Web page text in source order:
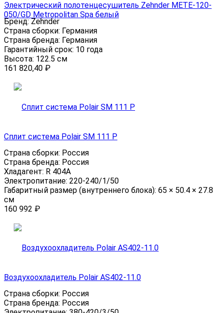
Электрический полотенцесушитель Zehnder METE-120-
050/GD Metropolitan Spa белый
Бренд: Zehnder
Страна сборки: Германия
Страна бренда: Германия
Гарантийный срок: 10 года
Высота: 122.5 см
161 820,40 ₽
Сплит система Polair SM 111 P
Страна сборки: Россия
Страна бренда: Россия
Хладагент: R 404A
Электропитание: 220-240/1/50
Габаритный размер (внутреннего блока): 65 × 50.4 × 27.8
см
160 992 ₽
Воздухоохладитель Polair AS402-11.0
Страна сборки: Россия
Страна бренда: Россия